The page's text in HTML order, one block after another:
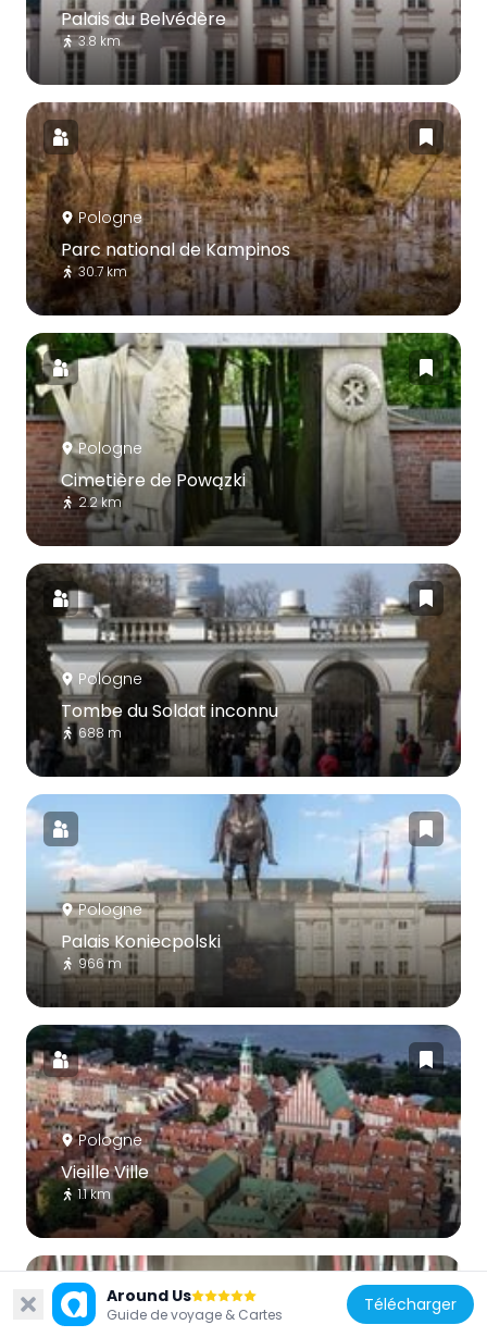
Palais du Belvédère
3.8 km
Pologne
Parc national de Kampinos
30.7 km
Pologne
Cimetière de Powązki
2.2 km
Pologne
Tombe du Soldat inconnu
688 m
Pologne
Palais Koniecpolski
966 m
Pologne
Vieille Ville
1.1 km
Around Us
Guide de voyage & Cartes Télécharger